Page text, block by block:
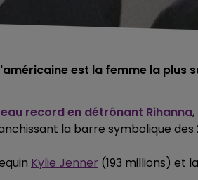
est la femme la plus
record en détrônant Rihanna
la barre symbolique des
Kylie Jenner (193 millions) et